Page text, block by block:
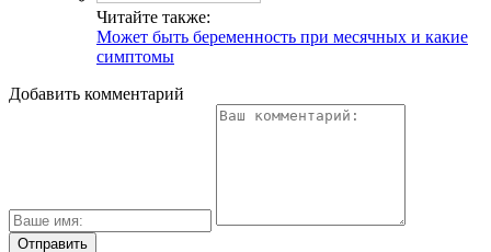
Читайте также:
Может быть беременность при месячных и какие
симптомы
Добавить комментарий